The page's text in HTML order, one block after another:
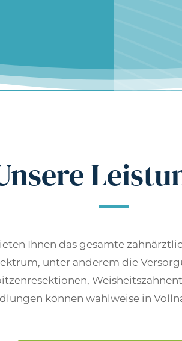
Ihnen das gesamte
unter anderem die
können wahlweise in